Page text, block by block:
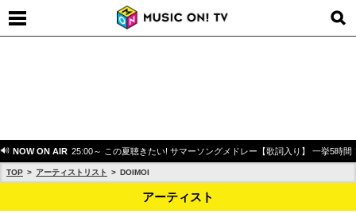
NOW ON AIR 25:00～ この夏聴きたい! サマーソングメドレー【歌詞入り】 一挙5時間
TOP アーティストリスト DOIMOI
アーティスト